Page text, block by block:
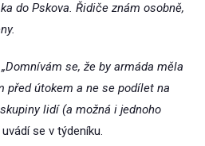
do Pskova. Řidiče znám osobně,
se, že by armáda měla
před útokem a ne se podílet na
lidí (a možná i jednoho
uvádí se v týdeníku.